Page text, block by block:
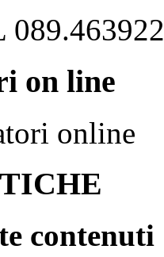
089.463922
on line
online
contenuti